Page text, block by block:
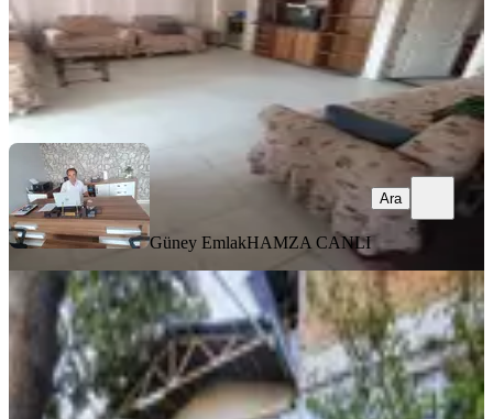
Güney EmlakHAMZA CANLI
Ara
Güney EmlakHAMZA CANLI
Ara
KOMBİLİ
Pınarbaşı Ana Caddede 545 M²
Arsaya Sahip İki Katlı Müstakil Ev
Dulkadiroğlu, Pınarbaşı Mahallesi
4+1·546 m²·18.10.2025